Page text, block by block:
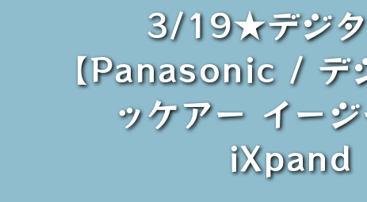
3/19★デジタ
【Panasonic / デ
ッケアー イー
iXpand